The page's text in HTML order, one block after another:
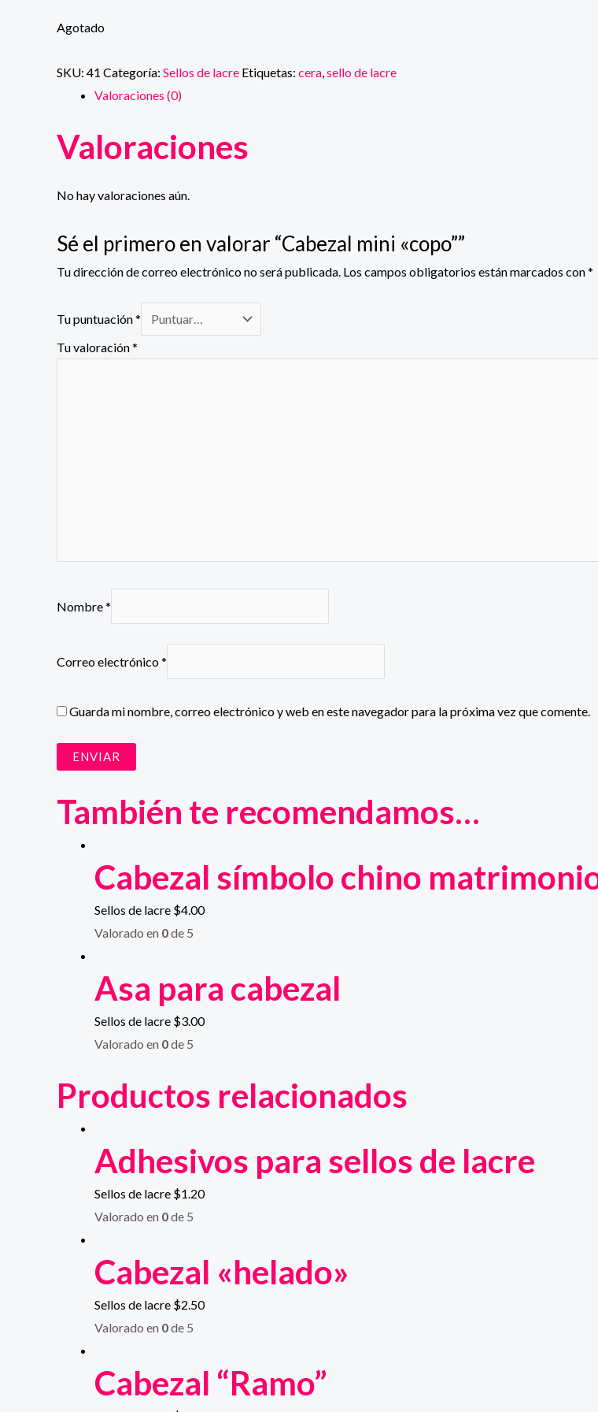
Agotado
SKU: 41 Categoría: Sellos de lacre Etiquetas: cera,sello de lacre
Valoraciones (0)
Valoraciones
No hay valoraciones aún.
Sé el primero en valorar “Cabezal mini «copo””
Tu dirección de correo electrónico no será publicada. Los campos obligatorios están marcados con*
Tu puntuación*
Tu valoración*
Nombre*
Correo electrónico*
Guarda mi nombre, correo electrónico y web en este navegador para la próxima vez que comente.
También te recomendamos…
Cabezal símbolo chino
Sellos de lacre $4.00
Valorado en 0de 5
Asa para cabezal
Sellos de lacre $3.00
Valorado en 0de 5
Productos relacionados
Adhesivos para sellos de lacre
Sellos de lacre $1.20
Valorado en 0de 5
Cabezal «helado»
Sellos de lacre $2.50
Valorado en 0de 5
Cabezal “Ramo”